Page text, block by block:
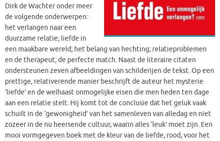
Dirk de Wachter onder meer
de volgende onderwerpen:
het verlangen naar een
duurzame relatie; liefde in
een maakbare wereld; het belang van hechting; relatieproblemen
en de therapeut; de perfecte match. Naast de literaire citaten
ondersteunen zeven afbeeldingen van schilderijen de tekst. Op een
prettige, relativerende manier beschrijft de auteur het mysterie
‘liefde’ en de welhaast onmogelijke eisen die men heden ten dage
aan een relatie stelt. Hij komt tot de conclusie dat het geluk vaak
schuilt in de ‘gewonigheid’ van het samenleven van alledag en niet
zozeer in de nu heersende cultuur, waarin alles ‘leuk’ moet zijn. Een
mooi vormgegeven boek met de kleur van de liefde, rood, voor het